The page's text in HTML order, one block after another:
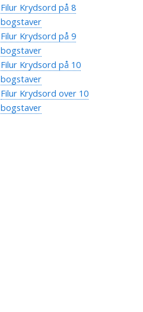
Filur Krydsord på 8
bogstaver
Filur Krydsord på 9
bogstaver
Filur Krydsord på 10
bogstaver
Filur Krydsord over 10
bogstaver